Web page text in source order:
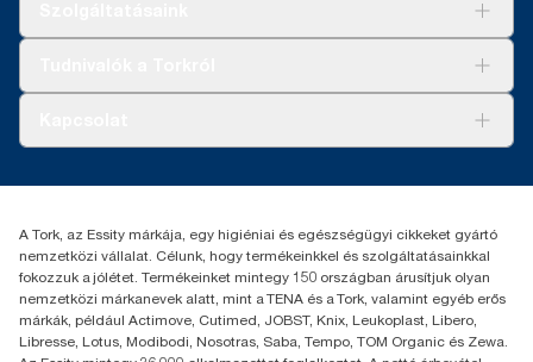
+36 1 392 2176
H-1021 Budapest
Budakeszi út 51.
A Tork, az Essity márkája, egy higiéniai és egészségügyi cikkeket gyártó
nemzetközi vállalat. Célunk, hogy termékeinkkel és szolgáltatásainkkal
fokozzuk a jólétet. Termékeinket mintegy 150 országban árusítjuk olyan
nemzetközi márkanevek alatt, mint a TENA és a Tork, valamint egyéb erős
márkák, például Actimove, Cutimed, JOBST, Knix, Leukoplast, Libero,
Libresse, Lotus, Modibodi, Nosotras, Saba, Tempo, TOM Organic és Zewa.